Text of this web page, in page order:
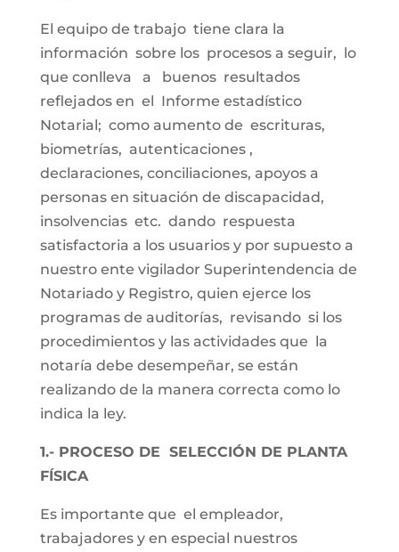
El equipo de trabajo tiene clara la
información sobre los procesos a seguir, lo
que conlleva a buenos resultados
reflejados en el Informe estadístico
Notarial; como aumento de escrituras,
biometrías, autenticaciones ,
declaraciones, conciliaciones, apoyos a
personas en situación de discapacidad,
insolvencias etc. dando respuesta
satisfactoria a los usuarios y por supuesto a
nuestro ente vigilador Superintendencia de
Notariado y Registro, quien ejerce los
programas de auditorías, revisando si los
procedimientos y las actividades que la
notaría debe desempeñar, se están
realizando de la manera correcta como lo
indica la ley.
1.- PROCESO DE SELECCIÓN DE PLANTA
FÍSICA
Es importante que el empleador,
trabajadores y en especial nuestros